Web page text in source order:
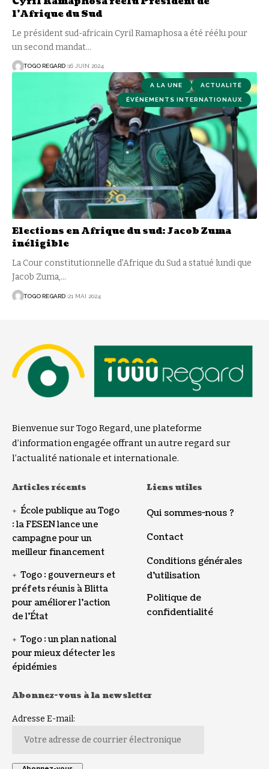
l’Afrique du Sud
Le président sud-africain Cyril Ramaphosa a été réélu pour
un second mandat…
TOGO REGARD 16 JUIN 2024
A LA UNE ACTUALITÉ
ÉVÉNEMENTS INTERNATIONAUX
Elections en Afrique du sud: Jacob Zuma
inéligible
La Cour constitutionnelle d'Afrique du Sud a statué lundi que
Jacob Zuma,…
TOGO REGARD 21 MAI 2024
Bienvenue sur Togo Regard, une plateforme
d’information engagée offrant un autre regard sur
l’actualité nationale et internationale.
Articles récents
École publique au Togo
: la FESEN lance une
campagne pour un
meilleur financement
Togo : gouverneurs et
préfets réunis à Blitta
pour améliorer l’action
de l’État
Togo : un plan national
pour mieux détecter les
épidémies
Liens utiles
Qui sommes-nous ?
Contact
Conditions générales
d’utilisation
Politique de
confidentialité
Abonnez-vous à la newsletter
Adresse E-mail: